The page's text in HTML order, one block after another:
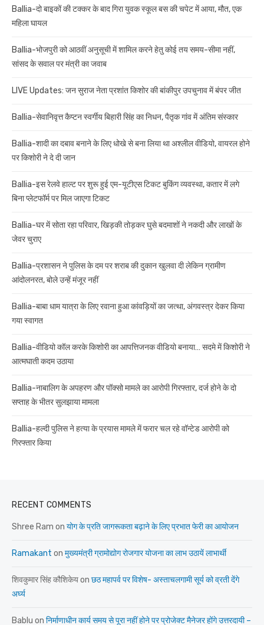
Ballia-दो बाइकों की टक्कर के बाद गिरा युवक स्कूल बस की चपेट में आया, मौत, एक
महिला घायल
Ballia-भोजपुरी को आठवीं अनुसूची में शामिल करने हेतु कोई तय समय-सीमा नहीं,
सांसद के सवाल पर मंत्री का जवाब
LIVE Updates: जन सुराज नेता प्रशांत किशोर की बांकीपुर उपचुनाव में बंपर जीत
Ballia-सेवानिवृत्त कैप्टन स्वर्गीय बिहारी सिंह का निधन, पैतृक गांव में अंतिम संस्कार
Ballia-शादी का दबाव बनाने के लिए धोखे से बना लिया था अश्लील वीडियो, वायरल होने
पर किशोरी ने दे दी जान
Ballia-इस रेलवे हाल्ट पर शुरू हुई एम-यूटीएस टिकट बुकिंग व्यवस्था, कतार में लगे
बिना प्लेटफॉर्म पर मिल जाएगा टिकट
Ballia-घर में सोता रहा परिवार, खिड़की तोड़कर घुसे बदमाशों ने नकदी और लाखों के
जेवर चुराए
Ballia-प्रशासन ने पुलिस के दम पर शराब की दुकान खुलवा दी लेकिन ग्रामीण
आंदोलनरत, बोले उन्हें मंजूर नहीं
Ballia-बाबा धाम यात्रा के लिए रवाना हुआ कांवड़ियों का जत्था, अंगवस्त्र देकर किया
गया स्वागत
Ballia-वीडियो कॉल करके किशोरी का आपत्तिजनक वीडियो बनाया… सदमे में किशोरी ने
आत्मघाती कदम उठाया
Ballia-नाबालिग के अपहरण और पॉक्सो मामले का आरोपी गिरफ्तार, दर्ज होने के दो
सप्ताह के भीतर सुलझाया मामला
Ballia-हल्दी पुलिस ने हत्या के प्रयास मामले में फरार चल रहे वॉन्टेड आरोपी को
गिरफ्तार किया
RECENT COMMENTS
Shree Ram on योग के प्रति जागरूकता बढ़ाने के लिए प्रभात फेरी का आयोजन
Ramakant on मुख्यमंत्री ग्रामोद्योग रोजगार योजना का लाभ उठायें लाभार्थी
शिवकुमार सिंह कौशिकेयon छठ महापर्व पर विशेष- अस्ताचलगामी सूर्य को व्रती देंगे
अर्घ्य
Bablu on निर्माणाधीन कार्य समय से पूरा नहीं होने पर प्रोजेक्ट मैनेजर होंगे उत्तरदायी –